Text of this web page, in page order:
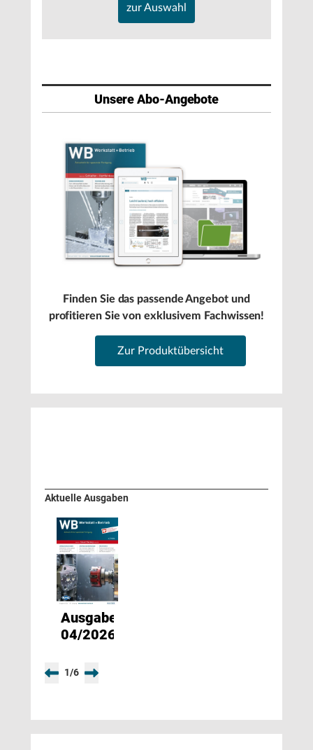
zur Auswahl
Unsere Abo-Angebote
Finden Sie das passende Angebot und
profitieren Sie von exklusivem Fachwissen!
Zur Produktübersicht
Aktuelle Ausgaben
Ausgabe
04/2026
1/6